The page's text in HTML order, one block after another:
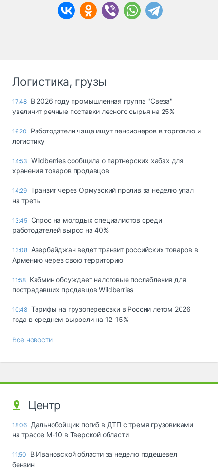
Логистика, грузы
17:48 В 2026 году промышленная группа "Свеза"
увеличит речные поставки лесного сырья на 25%
16:20
Работодатели чаще ищут пенсионеров в торговлю и
логистику
14:53 Wildberries сообщила о партнерских хабах для
хранения товаров продавцов
14:29 Транзит через Ормузский пролив за неделю упал
на треть
13:45 Спрос на молодых специалистов среди
работодателей вырос на 40%
13:08 Азербайджан ведет транзит российских товаров в
Армению через свою территорию
11:58 Кабмин обсуждает налоговые послабления для
пострадавших продавцов Wildberries
10:48 Тарифы на грузоперевозки в России летом 2026
года в среднем выросли на 12–15%
Все новости
Центр
18:06 Дальнобойщик погиб в ДТП с тремя грузовиками
на трассе М-10 в Тверской области
11:50
В Ивановской области за неделю подешевел
бензин